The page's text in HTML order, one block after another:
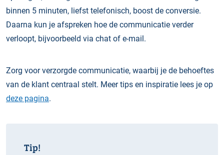
binnen 5 minuten, liefst telefonisch, boost de conversie.
Daarna kun je afspreken hoe de communicatie verder
verloopt, bijvoorbeeld via chat of e-mail.
Zorg voor verzorgde communicatie, waarbij je de behoeftes
van de klant centraal stelt. Meer tips en inspiratie lees je op
deze pagina.
Tip!